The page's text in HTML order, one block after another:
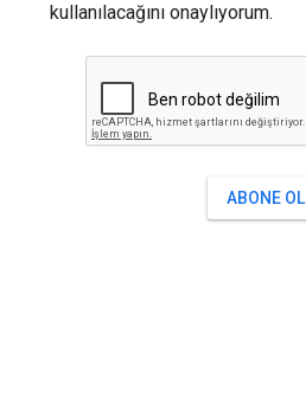
kullanılacağını onaylıyorum.
ABONE OL